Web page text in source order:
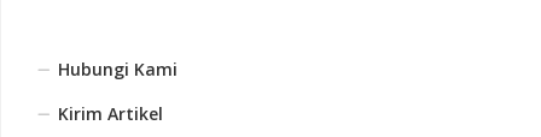
Hubungi Kami
Kirim Artikel